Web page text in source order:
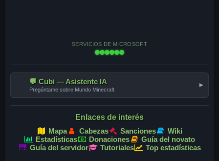
SERVICIOS DE MICROSOFT
💬 Cubi — Asistente IA
Pregúntame sobre Mundo Minecraft
▾
Enlaces de interés
Mapa
Cabezas Sanciones
Wiki
Estadísticas
Donaciones
Guía del novato
Guía del servidor
Tutoriales Top estadísticas